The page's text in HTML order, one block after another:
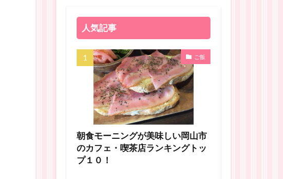
人気記事
ご飯
朝食モーニングが美味しい岡山市
のカフェ・喫茶店ランキングトッ
プ１０！